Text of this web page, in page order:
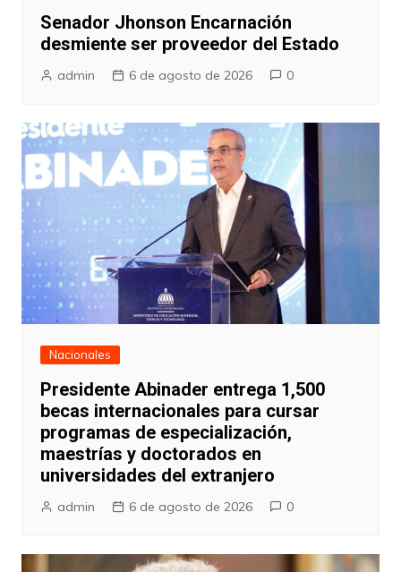
Senador Jhonson Encarnación
desmiente ser proveedor del Estado
admin 6 de agosto de 2026 0
Nacionales
Presidente Abinader entrega 1,500
becas internacionales para cursar
programas de especialización,
maestrías y doctorados en
universidades del extranjero
admin 6 de agosto de 2026 0